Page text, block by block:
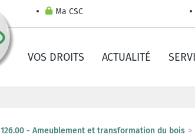
Ma CSC
VOS DROITS ACTUALITÉ
126.00 - Ameublement et transformation du bois